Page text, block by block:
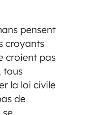
pensent
croyants
croient pas
tous
la loi civile
de
se